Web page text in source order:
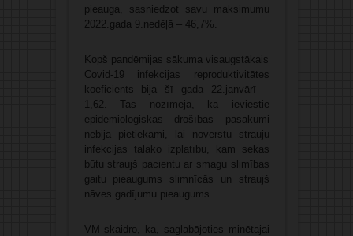
pieauga, sasniedzot savu maksimumu
2022.gada 9.nedēļā – 46,7%.
Kopš pandēmijas sākuma visaugstākais
Covid-19 infekcijas reproduktivitātes
koeficients bija šī gada 22.janvārī –
1,62. Tas nozīmēja, ka ieviestie
epidemioloģiskās drošības pasākumi
nebija pietiekami, lai novērstu strauju
infekcijas tālāko izplatību, kam sekas
būtu straujš pacientu ar smagu slimības
gaitu pieaugums slimnīcās un straujš
nāves gadījumu pieaugums.
VM skaidro, ka, saglabājoties minētajai